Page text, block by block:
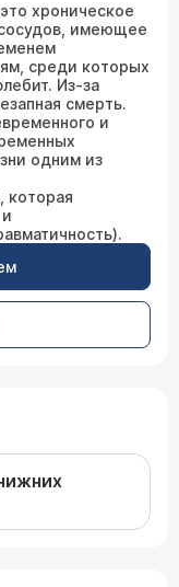
хроническое
имеющее
среди которых
Из-за
смерть.
и
одним из
которая